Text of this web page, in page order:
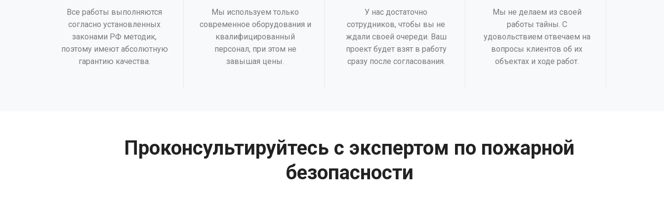
Все работы выполняются
согласно установленных
законами РФ методик,
поэтому имеют абсолютную
гарантию качества.
Мы используем только
современное оборудования и
квалифицированный
персонал, при этом не
завышая цены.
У нас достаточно
сотрудников, чтобы вы не
ждали своей очереди. Ваш
проект будет взят в работу
сразу после согласования.
Мы не делаем из своей
работы тайны. С
удовольствием отвечаем на
вопросы клиентов об их
объектах и ходе работ.
Проконсультируйтесь с экспертом по пожарной
безопасности